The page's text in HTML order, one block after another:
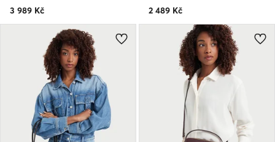
3 989 Kč
2 489 Kč